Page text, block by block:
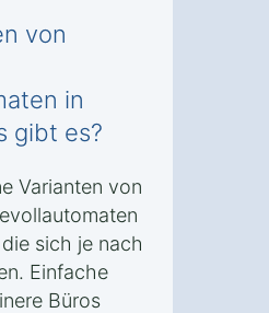
von
in
gibt es?
Varianten von
sich je nach
Einfache
Büros